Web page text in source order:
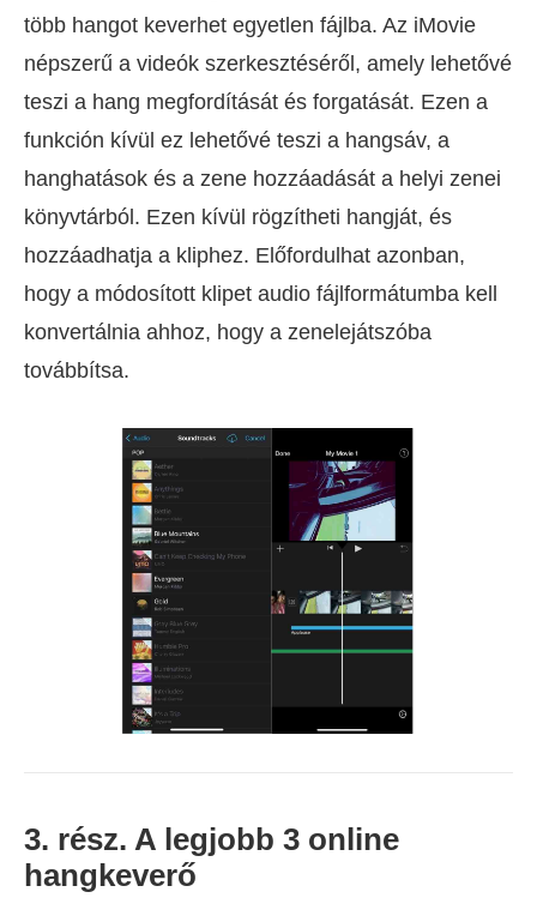
több hangot keverhet egyetlen fájlba. Az iMovie
népszerű a videók szerkesztéséről, amely lehetővé
teszi a hang megfordítását és forgatását. Ezen a
funkción kívül ez lehetővé teszi a hangsáv, a
hanghatások és a zene hozzáadását a helyi zenei
könyvtárból. Ezen kívül rögzítheti hangját, és
hozzáadhatja a kliphez. Előfordulhat azonban,
hogy a módosított klipet audio fájlformátumba kell
konvertálnia ahhoz, hogy a zenelejátszóba
továbbítsa.
3. rész. A legjobb 3 online
hangkeverő